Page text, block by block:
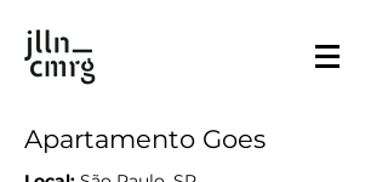
Apartamento Goes